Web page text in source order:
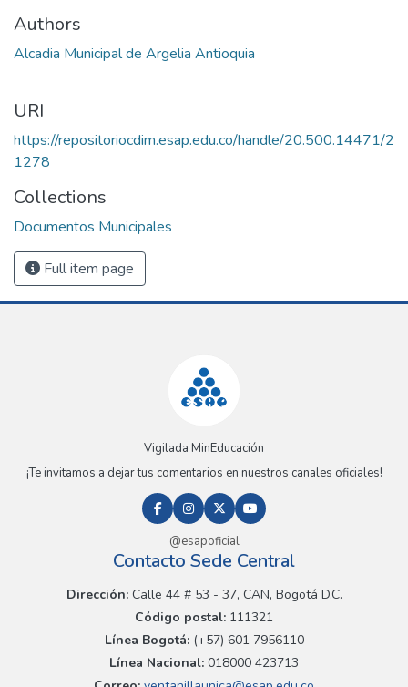
Authors
Alcadia Municipal de Argelia Antioquia
URI
https://repositoriocdim.esap.edu.co/handle/20.500.14471/2
1278
Collections
Documentos Municipales
Full item page
Vigilada MinEducación
¡Te invitamos a dejar tus comentarios en nuestros canales oficiales!
@esapoficial
Contacto Sede Central
Dirección:Calle 44 # 53 - 37, CAN, Bogotá D.C.
Código postal: 111321
Línea Bogotá:(+57) 601 7956110
Línea Nacional: 018000 423713